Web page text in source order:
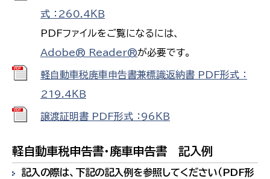
式 ：260.4ＫＢ
PDFファイルをご覧になるには、
Adobe® Reader®が必要です。
軽自動車税廃車申告書兼標識返納書 PDF形式 ：
219.4ＫＢ
譲渡証明書 PDF形式 ：96ＫＢ
軽自動車税申告書・廃車申告書 記入例
記入の際は、下記の記入例を参照してください（PDF形